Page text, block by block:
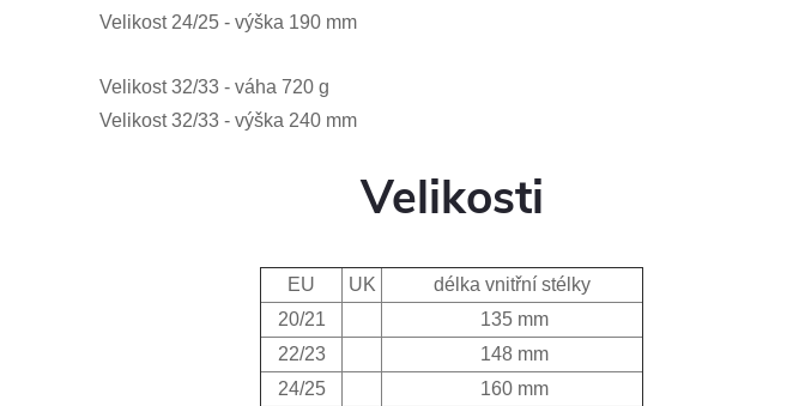
Velikost24/25 - výška 190 mm
Velikost 32/33 - váha 720 g
Velikost 32/33 - výška 240 mm
Velikosti
EU UK
délka vnitřní stélky
20/21
135 mm
22/23
148 mm
24/25
160 mm